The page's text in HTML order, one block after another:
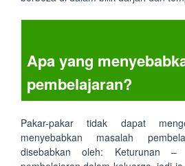
Apa yang
pembelajaran?
Pakar-pakar tidak dapat
menyebabkan masalah
disebabkan oleh: Keturunan –